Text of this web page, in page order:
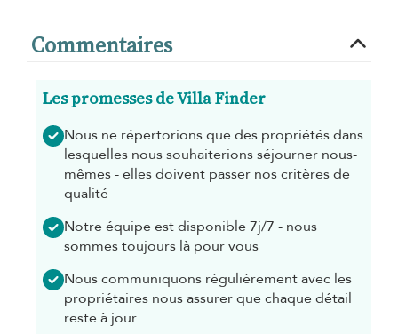
Commentaires
Les promesses de Villa Finder
Nous ne répertorions que des propriétés dans
lesquelles nous souhaiterions séjourner nous-
mêmes - elles doivent passer nos critères de
qualité
Notre équipe est disponible 7j/7 - nous
sommes toujours là pour vous
Nous communiquons régulièrement avec les
propriétaires nous assurer que chaque détail
reste à jour